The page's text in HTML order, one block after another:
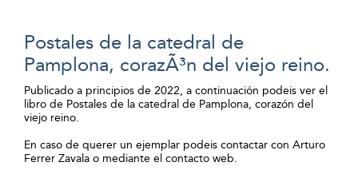
Postales de la catedral de
Pamplona, corazÃ³n del viejo reino.
Publicado a principios de 2022, a continuación podeis ver el
libro de Postales de la catedral de Pamplona, corazón del
viejo reino.
En caso de querer un ejemplar podeis contactar con Arturo
Ferrer Zavala o mediante el contacto web.